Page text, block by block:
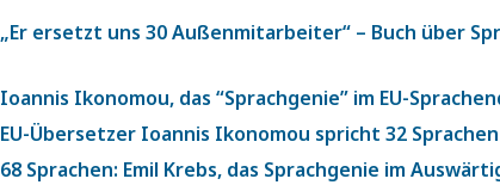
„Er ersetzt uns 30 Außenmitarbeiter“ – Buch über
Ioannis Ikonomou, das “Sprachgenie” im EU-
EU-Übersetzer Ioannis Ikonomou spricht 32 Sprachen
68 Sprachen: Emil Krebs, das Sprachgenie im